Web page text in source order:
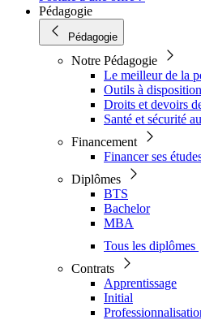
Pédagogie
Pédagogie
Notre Pédagogie
Le meilleur de la
Outils à disposition
Droits et devoirs
Santé et sécurité
Financement
Financer ses
Diplômes
BTS
Bachelor
MBA
Tous les diplômes
Contrats
Apprentissage
Initial